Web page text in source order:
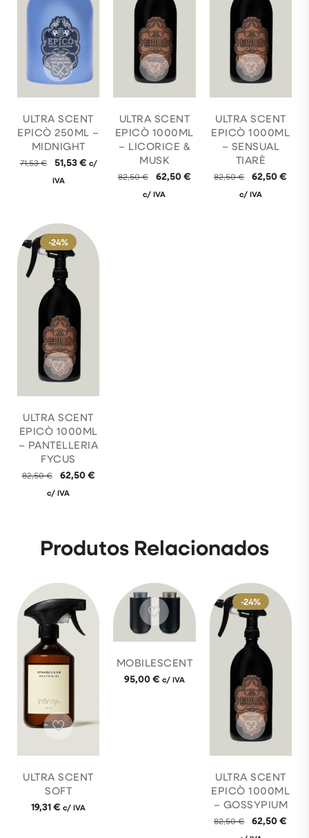
ULTRA SCENT
EPICÒ 250ML –
MIDNIGHT
71,53€ 51,53€ c/
IVA
ULTRA SCENT
EPICÒ 1000ML
– LICORICE &
MUSK
82,50€ 62,50€
c/ IVA
ULTRA SCENT
EPICÒ 1000ML
– SENSUAL
TIARÈ
82,50€ 62,50€
c/ IVA
-24%
ULTRA SCENT
EPICÒ 1000ML
– PANTELLERIA
FYCUS
82,50€ 62,50€
c/ IVA
Produtos Relacionados
ULTRA SCENT
SOFT
19,31€ c/ IVA
MOBILESCENT
95,00€ c/ IVA
-24%
ULTRA SCENT
EPICÒ 1000ML
– GOSSYPIUM
82,50€ 62,50€